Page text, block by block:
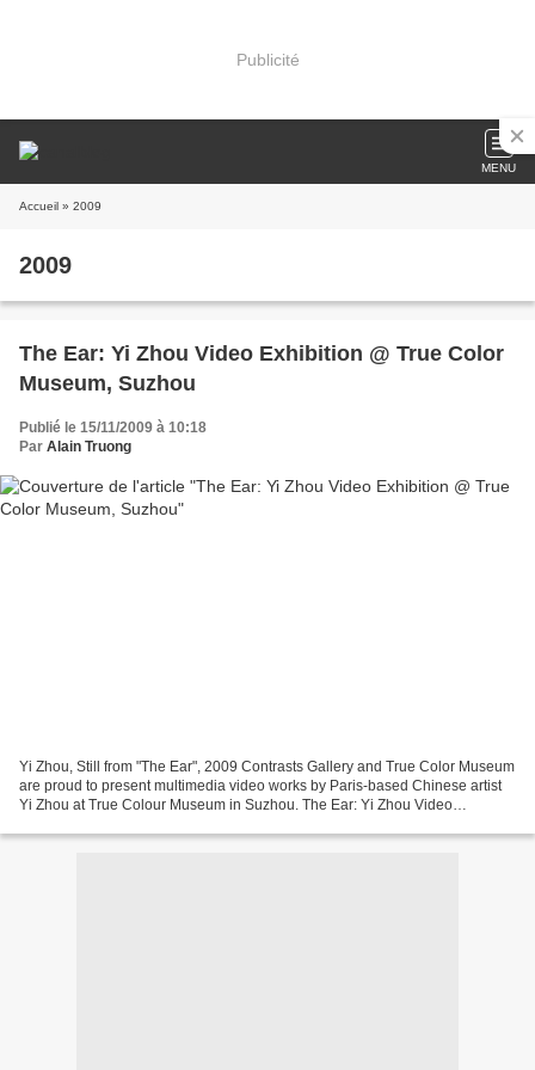
Publicité
MENU
Accueil » 2009
2009
The Ear: Yi Zhou Video Exhibition @ True Color
Museum, Suzhou
Publié le 15/11/2009 à 10:18
Par Alain Truong
Yi Zhou, Still from "The Ear", 2009 Contrasts Gallery and True Color Museum
are proud to present multimedia video works by Paris-based Chinese artist
Yi Zhou at True Colour Museum in Suzhou. The Ear: Yi Zhou Video